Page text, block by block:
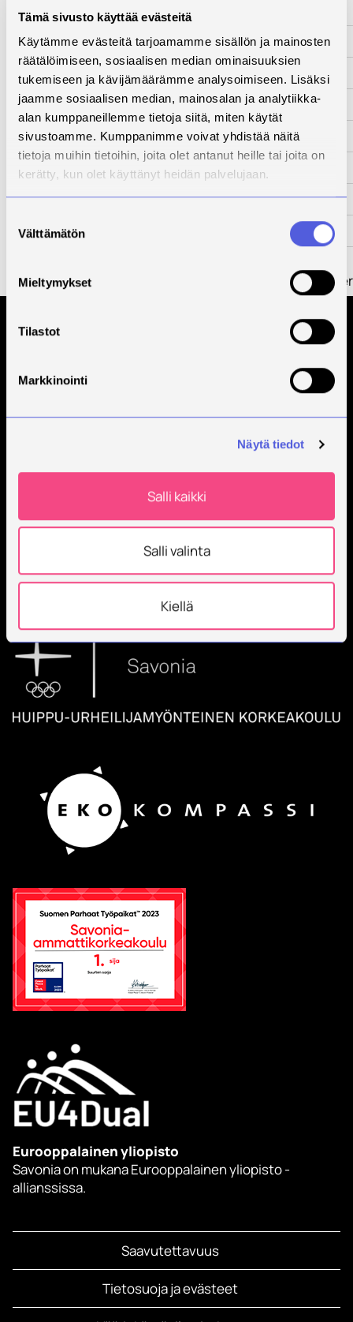
Tämä sivusto käyttää evästeitä
Käytämme evästeitä tarjoamamme sisällön ja mainosten
räätälöimiseen, sosiaalisen median ominaisuuksien
tukemiseen ja kävijämäärämme analysoimiseen. Lisäksi
jaamme sosiaalisen median, mainosalan ja analytiikka-
alan kumppaneillemme tietoja siitä, miten käytät
sivustoamme. Kumppanimme voivat yhdistää näitä
tietoja muihin tietoihin, joita olet antanut heille tai joita on
kerätty, kun olet käyttänyt heidän palvelujaan.
valinta
Välttämätön
Mieltymykset
Tilastot
Markkinointi
Näytä tiedot
Salli kaikki
Salli valinta
Kiellä
www-sivut
Tila
Päättynyt
Yhteyshenkilö
Aki Happonen
Kuvaus
Kehittämistarve
Toimenpiteet
Tulokset
Kumppanit
Savonia on kansainvälinen työelämäläheinen
korkeakoulu, joka kouluttaa, tutkii, kehittää ja
Opiskelijoita + 9000
Eurooppalainen yliopisto
Savonia on mukana Eurooppalainen yliopisto -
allianssissa.
Saavutettavuus
Tietosuoja ja evästeet